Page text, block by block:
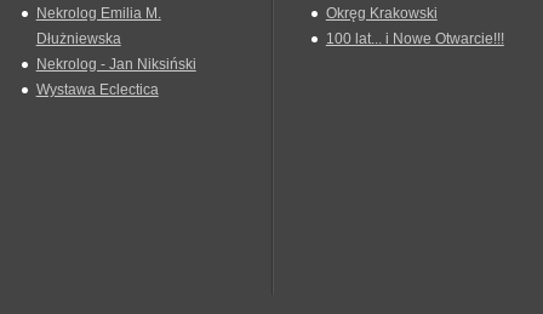
Nekrolog Emilia M.
Dłużniewska
Nekrolog - Jan Niksiński
Wystawa Eclectica
Okręg Krakowski
100 lat... i Nowe Otwarcie!!!